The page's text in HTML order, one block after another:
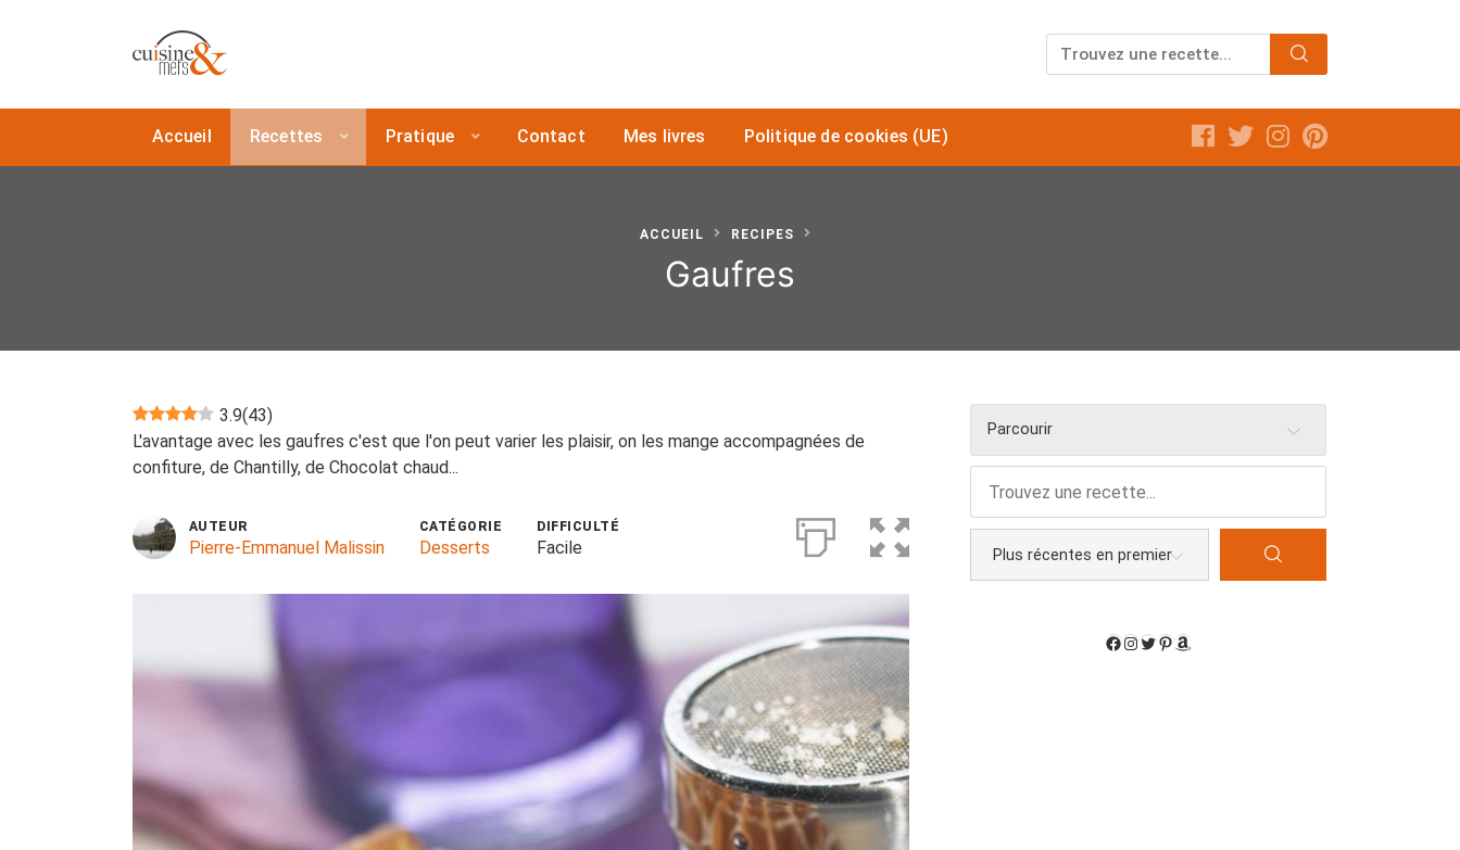
Accueil Recettes Pratique Contact Mes livres Politique de cookies (UE)
ACCUEIL RECIPES
Gaufres
3.9(43)
L'avantage avec les gaufres c'est que l'on peut varier les plaisir, on les mange accompagnées de
confiture, de Chantilly, de Chocolat chaud...
AUTEUR
Pierre-Emmanuel Malissin
CATÉGORIE
Desserts
DIFFICULTÉ
Facile
Parcourir